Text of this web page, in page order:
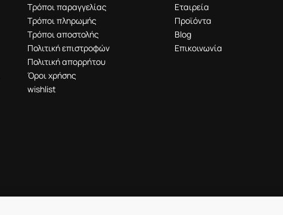
Τρόποι παραγγελίας
Τρόποι πληρωμής
Τρόποι αποστολής
Πολιτική επιστροφών
Πολιτική απορρήτου
Όροι χρήσης
wishlist
Εταιρεία
Προϊόντα
Blog
Επικοινωνία